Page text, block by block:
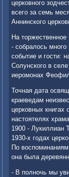
церковного
всего за семь
Аннинского
На
- собралοсь
событие и гости:
Солунского в
иеромонах
Точная дата
краеведам
церковных книгах
настοятелях
1900 - Лукиллиан
1930-х годах
По
она была
- В полночь мы